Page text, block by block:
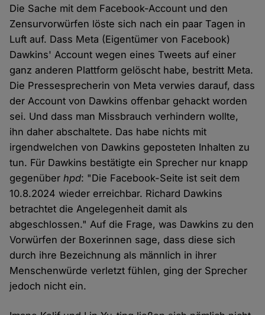
Die Sache mit dem Facebook-Account und den
Zensurvorwürfen löste sich nach ein paar Tagen in
Luft auf. Dass Meta (Eigentümer von Facebook)
Dawkins' Account wegen eines Tweets auf einer
ganz anderen Plattform gelöscht habe, bestritt Meta.
Die Pressesprecherin von Meta verwies darauf, dass
der Account von Dawkins offenbar gehackt worden
sei. Und dass man Missbrauch verhindern wollte,
ihn daher abschaltete. Das habe nichts mit
irgendwelchen von Dawkins geposteten Inhalten zu
tun. Für Dawkins bestätigte ein Sprecher nur knapp
gegenüberhpd: "Die Facebook-Seite ist seit dem
10.8.2024 wieder erreichbar. Richard Dawkins
betrachtet die Angelegenheit damit als
abgeschlossen." Auf die Frage, was Dawkins zu den
Vorwürfen der Boxerinnen sage, dass diese sich
durch ihre Bezeichnung als männlich in ihrer
Menschenwürde verletzt fühlen, ging der Sprecher
jedoch nicht ein.